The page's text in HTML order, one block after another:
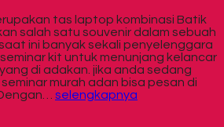
tas laptop kombinasi Batik
salah satu souvenir dalam sebuah
ini banyak sekali penyelenggara
kit untuk menunjang kelancar
di adakan. jika anda sedang
murah adan bisa pesan di
selengkapnya